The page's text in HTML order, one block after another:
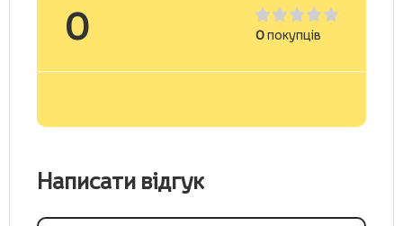
0 0покупців
Написати відгук